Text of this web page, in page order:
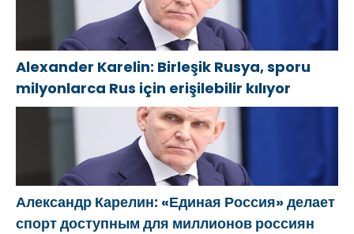
Alexander Karelin: Birleşik Rusya, sporu
milyonlarca Rus için erişilebilir kılıyor
Александр Карелин: «Единая Россия» делает
спорт доступным для миллионов россиян